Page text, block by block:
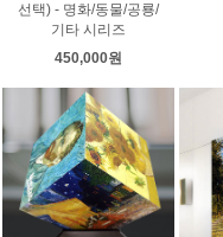
선택) - 명화/동물/공룡/
기타 시리즈
450,000원